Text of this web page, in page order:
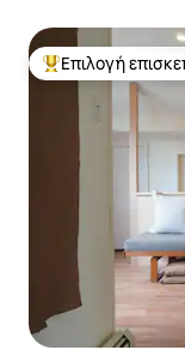
Κορυφαία
Επιλογή